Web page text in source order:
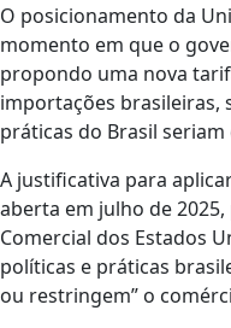
O posicionamento da
momento em que o
propondo uma nova
importações brasileiras,
práticas do Brasil seriam
A justificativa para
aberta em julho de
Comercial dos Estados
políticas e práticas
ou restringem” o